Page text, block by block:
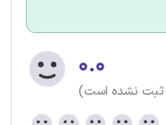
۰.۰
ثبت نشده است)